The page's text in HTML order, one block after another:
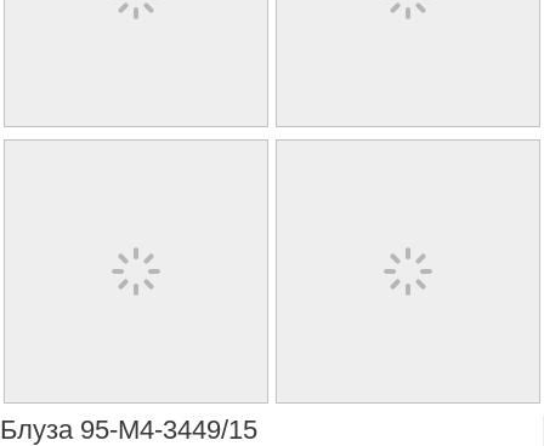
Блуза 95-М4-3449/15